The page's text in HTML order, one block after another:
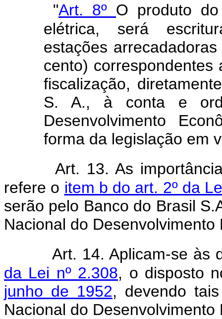
"Art. 8º O produto
elétrica, será
estações
cento)
fiscalização,
S. A., à conta e
Desenvolvimento
forma da legislação em
Art. 13. As
refere o item b do art. 2º da
serão pelo Banco do Brasil
Nacional do Desenvolvimento
Art. 14. Aplicam-se às
da Lei nº 2.308, o disposto
junho de 1952, devendo
Nacional do Desenvolvimento